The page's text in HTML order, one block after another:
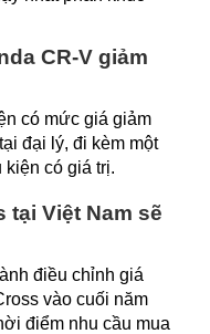
CR-V giảm
có mức giá giảm
đại lý, đi kèm một
kiện có giá trị.
tại Việt Nam sẽ
điều chỉnh giá
vào cuối năm
điểm nhu cầu mua